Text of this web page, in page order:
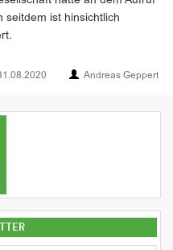
seitdem ist hinsichtlich
Andreas Geppert